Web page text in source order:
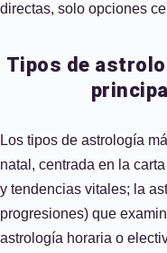
directas, solo opciones
Tipos de
Los tipos de astrología
natal, centrada en la
y tendencias vitales; la
progresiones) que
astrología horaria o